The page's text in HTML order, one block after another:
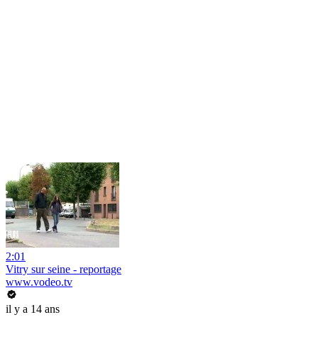
2:01
Vitry sur seine - reportage
www.vodeo.tv
il y a 14 ans